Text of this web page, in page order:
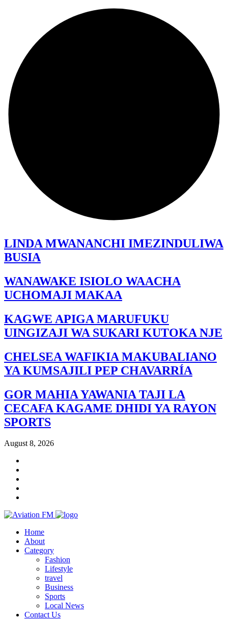
LINDA MWANANCHI IMEZINDULIWA
BUSIA
WANAWAKE ISIOLO WAACHA
UCHOMAJI MAKAA
KAGWE APIGA MARUFUKU
UINGIZAJI WA SUKARI KUTOKA NJE
CHELSEA WAFIKIA MAKUBALIANO
YA KUMSAJILI PEP CHAVARRÍA
GOR MAHIA YAWANIA TAJI LA
CECAFA KAGAME DHIDI YA RAYON
SPORTS
August 8, 2026
Home
About
Category
Fashion
Lifestyle
travel
Business
Sports
Local News
Contact Us